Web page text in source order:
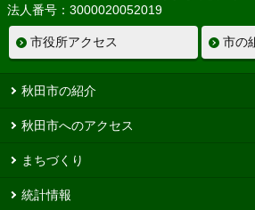
法人番号：3000020052019
市役所アクセス 市の
秋田市の紹介
秋田市へのアクセス
まちづくり
統計情報